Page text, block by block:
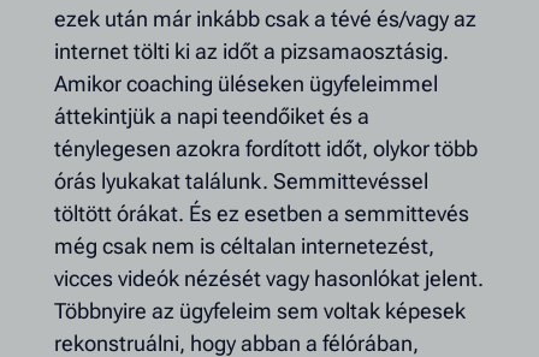
ezek után már inkább csak a tévé és/vagy az
internet tölti ki az időt a pizsamaosztásig.
Amikor coaching üléseken ügyfeleimmel
áttekintjük a napi teendőiket és a
ténylegesen azokra fordított időt, olykor több
órás lyukakat találunk. Semmittevéssel
töltött órákat. És ez esetben a semmittevés
még csak nem is céltalan internetezést,
vicces videók nézését vagy hasonlókat jelent.
Többnyire az ügyfeleim sem voltak képesek
rekonstruálni, hogy abban a félórában,